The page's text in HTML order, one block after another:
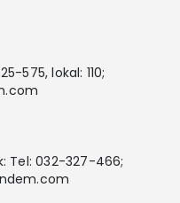
575, lokal: 110;
Tel: 032-327-466;